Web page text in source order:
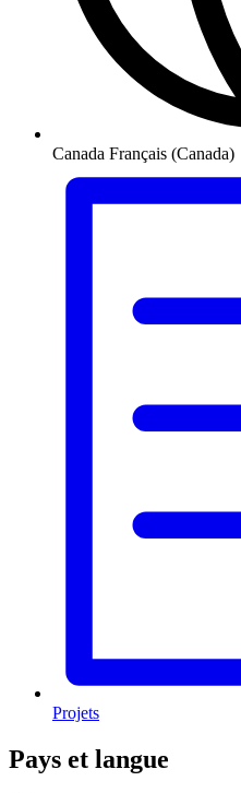
Canada Français (Canada)
Projets
Pays et langue